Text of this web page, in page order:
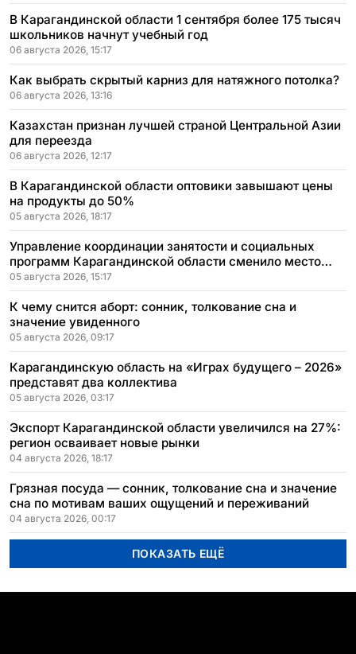
В Карагандинской области 1 сентября более 175 тысяч
школьников начнут учебный год
06 августа 2026, 15:17
Как выбрать скрытый карниз для натяжного потолка?
06 августа 2026, 13:16
Казахстан признан лучшей страной Центральной Азии
для переезда
06 августа 2026, 12:17
В Карагандинской области оптовики завышают цены
на продукты до 50%
05 августа 2026, 18:17
Управление координации занятости и социальных
программ Карагандинской области сменило место
расположения
05 августа 2026, 15:17
К чему снится аборт: сонник, толкование сна и
значение увиденного
05 августа 2026, 09:17
Карагандинскую область на «Играх будущего – 2026»
представят два коллектива
05 августа 2026, 03:17
Экспорт Карагандинской области увеличился на 27%:
регион осваивает новые рынки
04 августа 2026, 18:17
Грязная посуда — сонник, толкование сна и значение
сна по мотивам ваших ощущений и переживаний
04 августа 2026, 00:17
ПОКАЗАТЬ ЕЩЁ